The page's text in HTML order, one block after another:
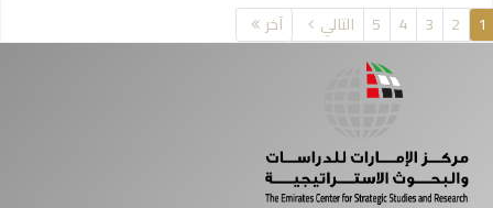
1
2
3
4
5 التالي آخر